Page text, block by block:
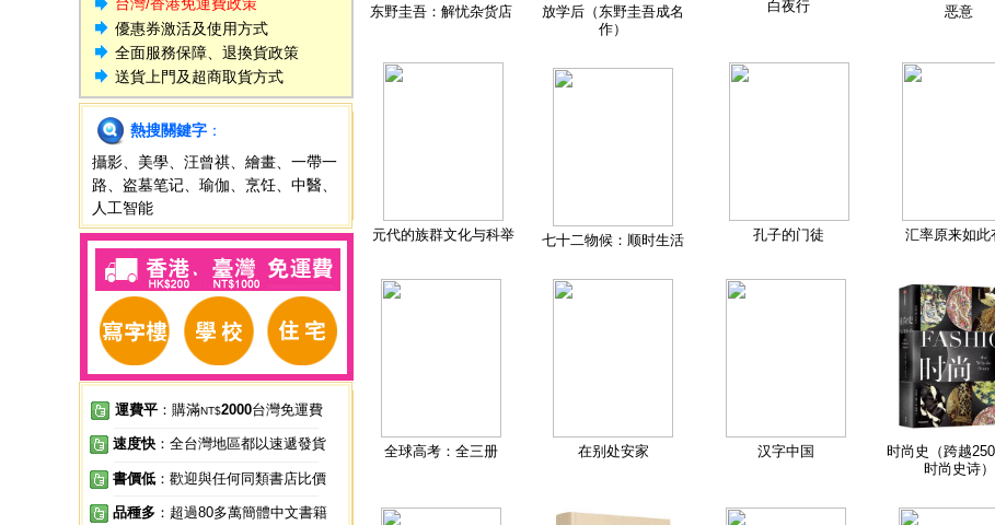
台灣/香港免運費政策
優惠券激活及使用方式
全面服務保障、退換貨政策
送貨上門及超商取貨方式
熱搜關鍵字 ：
攝影
美學 汪曾祺 繪畫
一帶一
路
盗墓笔记 瑜伽 烹饪 中醫
人工智能
運費平 ：購滿NT$2000台灣免運費
速度快 ：全台灣地區都以速遞發貨
書價低 ：歡迎與任何同類書店比價
品種多 ：超過80多萬簡體中文書籍
东野圭吾：解忧杂货店
放学后（东野圭吾成名
作）
白夜行 恶意
元代的族群文化与科举 七十二物候：顺时生活 孔子的门徒 汇率原来如此
全球高考：全三册 在别处安家 汉字中国
时尚史（跨越
时尚史诗）